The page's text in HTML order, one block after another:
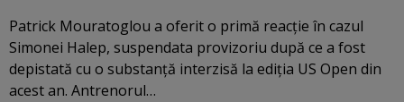
Patrick Mouratoglou a oferit o primă reacție în cazul
Simonei Halep, suspendata provizoriu după ce a fost
depistată cu o substanță interzisă la ediția US Open din
acest an. Antrenorul…